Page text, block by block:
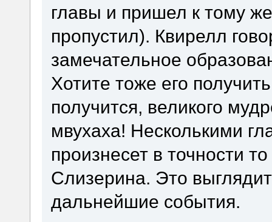
главы и пришел к тому
пропустил). Квирелл
замечательное
Хотите тоже его
получится, великого
мвухаха! Несколькими
произнесет в точности
Слизерина. Это
дальнейшие события.